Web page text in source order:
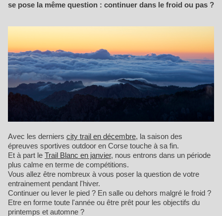
se pose la même question : continuer dans le froid ou pas ?
Avec les derniers city trail en décembre, la saison des
épreuves sportives outdoor en Corse touche à sa fin.
Et à part le Trail Blanc en janvier, nous entrons dans un période
plus calme en terme de compétitions.
Vous allez être nombreux à vous poser la question de votre
entrainement pendant l'hiver.
Continuer ou lever le pied ? En salle ou dehors malgré le froid ?
Etre en forme toute l'année ou être prêt pour les objectifs du
printemps et automne ?